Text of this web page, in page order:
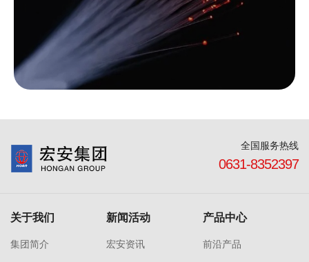
全国服务热线
0631-8352397
关于我们
集团简介
新闻活动
宏安资讯
产品中心
前沿产品